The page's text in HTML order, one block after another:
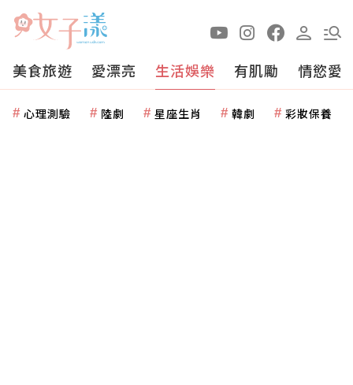
美食旅遊 愛漂亮 生活娛樂 有肌勵 情慾愛
心理測驗 陸劇 星座生肖 韓劇 彩妝保養